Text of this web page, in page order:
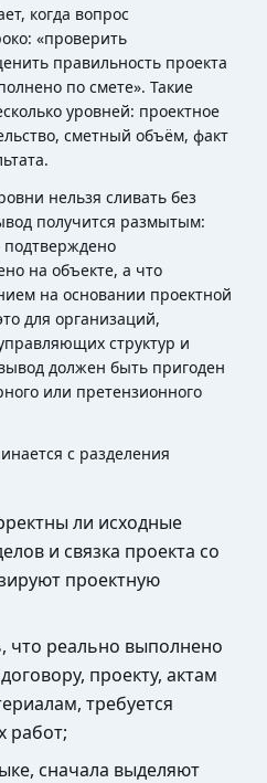
когда вопрос
«проверить
правильность проекта
по смете». Такие
уровней: проектное
сметный объём, факт
нельзя сливать без
получится размытым:
подтверждено
на объекте, а что
на основании проектной
для организаций,
структур и
должен быть пригоден
или претензионного
с разделения
ли исходные
и связка проекта со
проектную
что реально выполнено
проекту, актам
требуется
работ;
сначала выделяют